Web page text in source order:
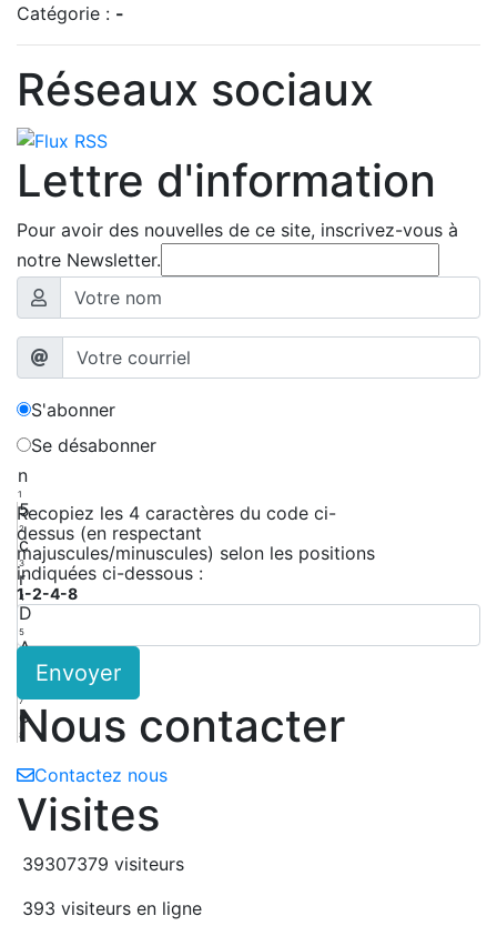
Catégorie : -
Réseaux sociaux
Lettre d'information
Pour avoir des nouvelles de ce site, inscrivez-vous à
notre Newsletter.
S'abonner
Se désabonner
n
1
5
2
c
3
r
4
D
5
A
7
e
8
Recopiez les 4 caractères du code ci-
dessus (en respectant
majuscules/minuscules) selon les positions
indiquées ci-dessous :
1-2-4-8
Envoyer
Nous contacter
Contactez nous
Visites
39307379 visiteurs
393 visiteurs en ligne